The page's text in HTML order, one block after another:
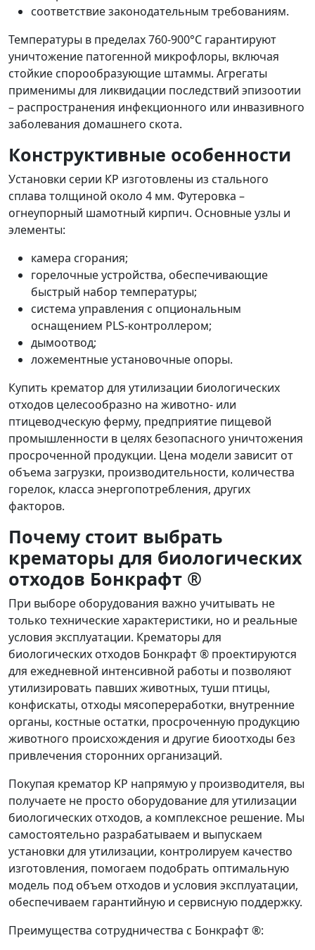
соответствие законодательным требованиям.
Температуры в пределах 760-900°С гарантируют
уничтожение патогенной микрофлоры, включая
стойкие спорообразующие штаммы. Агрегаты
применимы для ликвидации последствий эпизоотии
– распространения инфекционного или инвазивного
заболевания домашнего скота.
Конструктивные особенности
Установки серии КР изготовлены из стального
сплава толщиной около 4 мм. Футеровка –
огнеупорный шамотный кирпич. Основные узлы и
элементы:
камера сгорания;
горелочные устройства, обеспечивающие
быстрый набор температуры;
система управления с опциональным
оснащением PLS-контроллером;
дымоотвод;
ложементные установочные опоры.
Купить крематор для утилизации биологических
отходов целесообразно на животно- или
птицеводческую ферму, предприятие пищевой
промышленности в целях безопасного уничтожения
просроченной продукции. Цена модели зависит от
объема загрузки, производительности, количества
горелок, класса энергопотребления, других
факторов.
Почему стоит выбрать
крематоры для биологических
отходов Бонкрафт ®
При выборе оборудования важно учитывать не
только технические характеристики, но и реальные
условия эксплуатации. Крематоры для
биологических отходов Бонкрафт ® проектируются
для ежедневной интенсивной работы и позволяют
утилизировать павших животных, туши птицы,
конфискаты, отходы мясопереработки, внутренние
органы, костные остатки, просроченную продукцию
животного происхождения и другие биоотходы без
привлечения сторонних организаций.
Покупая крематор КР напрямую у производителя, вы
получаете не просто оборудование для утилизации
биологических отходов, а комплексное решение. Мы
самостоятельно разрабатываем и выпускаем
установки для утилизации, контролируем качество
изготовления, помогаем подобрать оптимальную
модель под объем отходов и условия эксплуатации,
обеспечиваем гарантийную и сервисную поддержку.
Преимущества сотрудничества с Бонкрафт ®: